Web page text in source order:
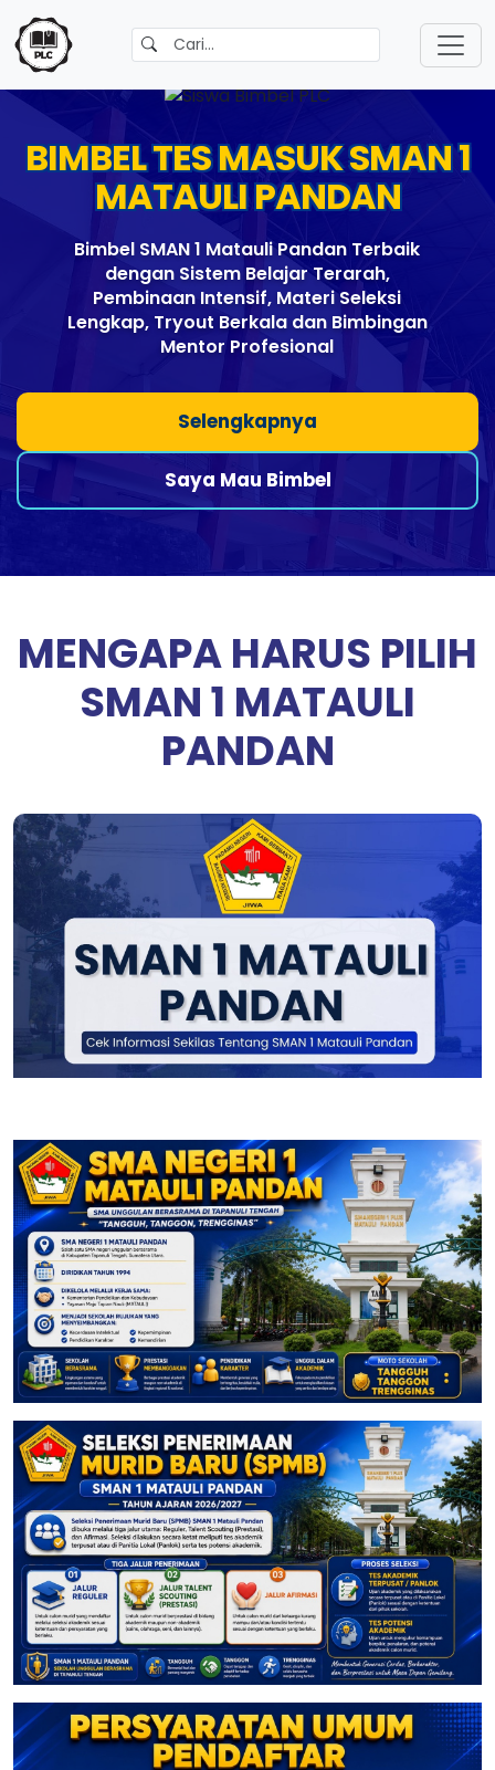
BIMBEL TES MASUK SMAN 1
MATAULI PANDAN
Bimbel SMAN 1 Matauli Pandan Terbaik
dengan Sistem Belajar Terarah,
Pembinaan Intensif, Materi Seleksi
Lengkap, Tryout Berkala dan Bimbingan
Mentor Profesional
Selengkapnya
Saya Mau Bimbel
MENGAPA HARUS PILIH
SMAN 1 MATAULI
PANDAN